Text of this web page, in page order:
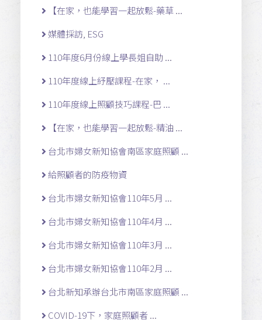
【在家，也能學習一起放鬆-藥草 ...
媒體採訪, ESG
110年度6月份線上學長姐自助 ...
110年度線上紓壓課程-在家， ...
110年度線上照顧技巧課程-巴 ...
【在家，也能學習一起放鬆-精油 ...
台北市婦女新知協會南區家庭照顧 ...
給照顧者的防疫物資
台北市婦女新知協會110年5月 ...
台北市婦女新知協會110年4月 ...
台北市婦女新知協會110年3月 ...
台北市婦女新知協會110年2月 ...
台北新知承辦台北市南區家庭照顧 ...
COVID-19下，家庭照顧者 ...